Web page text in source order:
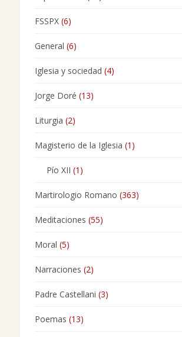
FSSPX(6)
General (6)
Iglesia y sociedad (4)
Jorge Doré (13)
Liturgia (2)
Magisterio de la Iglesia (1)
Pío XII (1)
Martirologio Romano (363)
Meditaciones (55)
Moral (5)
Narraciones (2)
Padre Castellani (3)
Poemas (13)